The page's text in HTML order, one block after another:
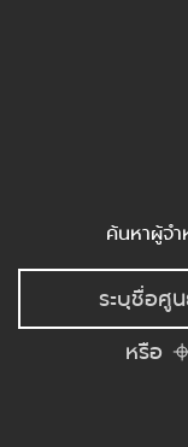
ค้นหาผู้จ
หรือ